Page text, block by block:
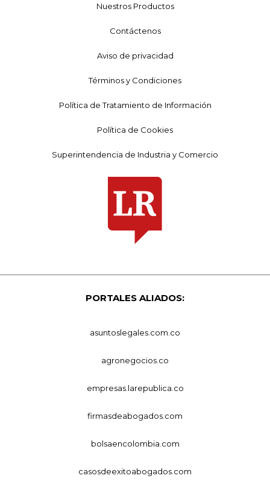
Nuestros Productos
Contáctenos
Aviso de privacidad
Términos y Condiciones
Política de Tratamiento de Información
Política de Cookies
Superintendencia de Industria y Comercio
PORTALES ALIADOS:
asuntoslegales.com.co
agronegocios.co
empresas.larepublica.co
firmasdeabogados.com
bolsaencolombia.com
casosdeexitoabogados.com